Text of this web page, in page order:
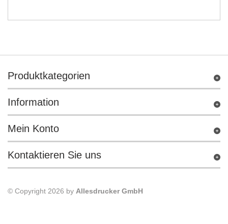
Produktkategorien
Information
Mein Konto
Kontaktieren Sie uns
© Copyright 2026 by Allesdrucker GmbH